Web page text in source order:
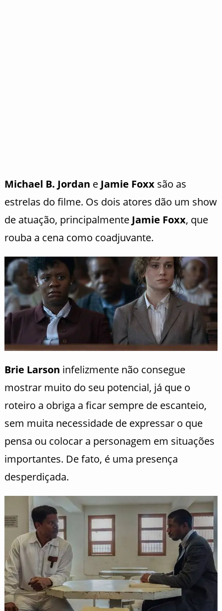
Michael B. Jordan e Jamie Foxxsão as
estrelas do filme. Os dois atores dão um show
de atuação, principalmente Jamie Foxx, que
rouba a cena como coadjuvante.
Brie Larson infelizmente não consegue
mostrar muito do seu potencial, já que o
roteiro a obriga a ficar sempre de escanteio,
sem muita necessidade de expressar o que
pensa ou colocar a personagem em situações
importantes. De fato, é uma presença
desperdiçada.